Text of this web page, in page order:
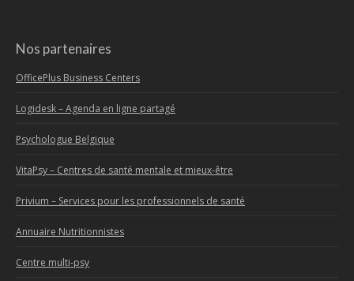
Nos partenaires
OfficePlus Business Centers
Logidesk – Agenda en ligne partagé
Psychologue Belgique
VitaPsy – Centres de santé mentale et mieux-être
Privium – Services pour les professionnels de santé
Annuaire Nutritionnistes
Centre multi-psy